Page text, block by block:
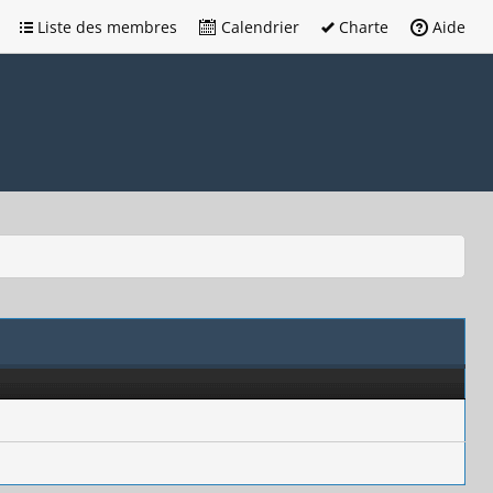
Liste des membres Calendrier Charte Aide